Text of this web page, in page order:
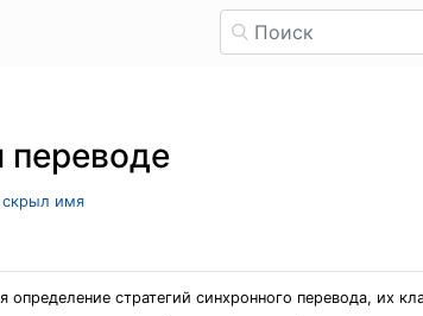
переводе
скрыл имя
стратегий синхронного перевода, их